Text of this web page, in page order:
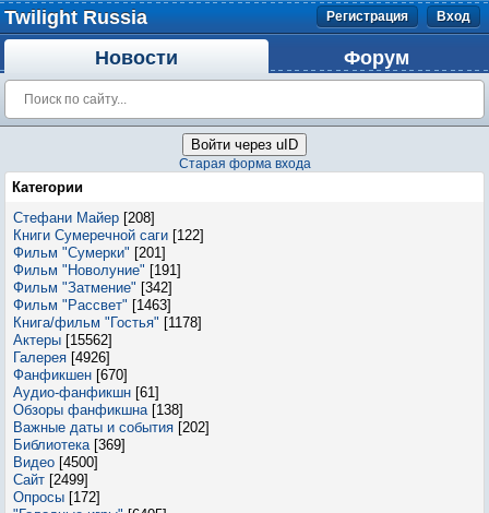
Twilight Russia Регистрация Вход
Новости Форум
Войти через uID
Старая форма входа
Категории
Стефани Майер [208]
Книги Сумеречной саги [122]
Фильм "Сумерки" [201]
Фильм "Новолуние" [191]
Фильм "Затмение" [342]
Фильм "Рассвет" [1463]
Книга/фильм "Гостья" [1178]
Актеры [15562]
Галерея [4926]
Фанфикшен [670]
Аудио-фанфикшн [61]
Обзоры фанфикшна [138]
Важные даты и события [202]
Библиотека [369]
Видео [4500]
Сайт [2499]
Опросы [172]